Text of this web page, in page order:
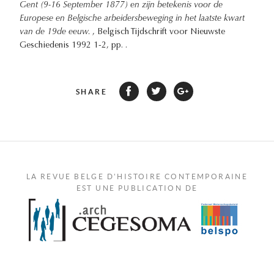
Gent (9-16 September 1877) en zijn betekenis voor de
Europese en Belgische arbeidersbeweging in het laatste kwart
van de 19de eeuw. , Belgisch Tijdschrift voor Nieuwste
Geschiedenis 1992 1-2, pp. .
SHARE
LA REVUE BELGE D'HISTOIRE CONTEMPORAINE
EST UNE PUBLICATION DE